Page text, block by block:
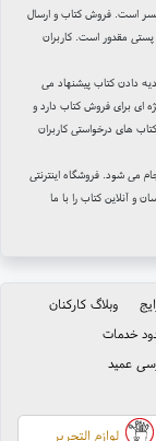
است. فروش کتاب و ارسال
مقدور است. کاربران
دادن کتاب پیشنهاد می
ای برای فروش کتاب دارد و
های درخواستی کاربران
می شود. فروشگاه اینترنتی
آنلاین کتاب را با ما
وبلاگ کارکنان
خدمات
عمید
لوازم التحریر